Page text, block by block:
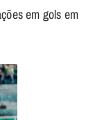
em gols em